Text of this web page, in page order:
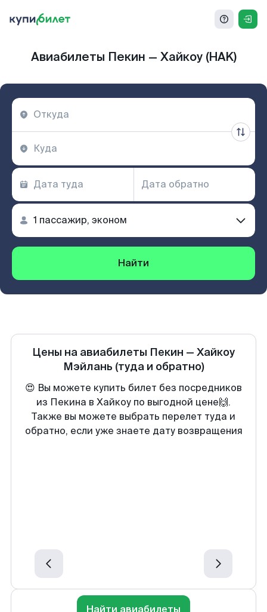
Авиабилеты Пекин — Хайкоу (HAK)
Найти
Цены на авиабилеты Пекин — Хайкоу
Мэйлань (туда и обратно)
😍 Вы можете купить билет без посредников
из Пекина в Хайкоу по выгодной цене🙌.
Также вы можете выбрать перелет туда и
обратно, если уже знаете дату возвращения
Найти авиабилеты